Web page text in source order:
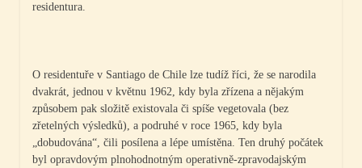
residentura.
O residentuře v Santiago de Chile lze tudíž říci, že se narodila
dvakrát, jednou v květnu 1962, kdy byla zřízena a nějakým
způsobem pak složitě existovala či spíše vegetovala (bez
zřetelných výsledků), a podruhé v roce 1965, kdy byla
„dobudována“, čili posílena a lépe umístěna. Ten druhý počátek
byl opravdovým plnohodnotným operativně-zpravodajským